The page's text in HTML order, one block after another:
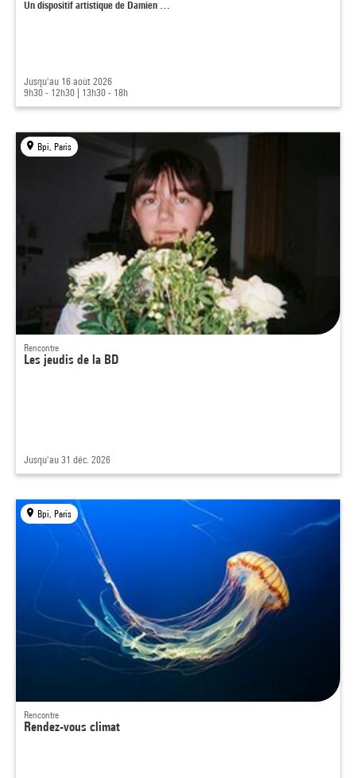
Un dispositif artistique de Damien …
Jusqu'au 16 août 2026
9h30 - 12h30
13h30 - 18h
Bpi, Paris
Rencontre
Les jeudis de la BD
Jusqu'au 31 déc. 2026
Bpi, Paris
Rencontre
Rendez-vous climat